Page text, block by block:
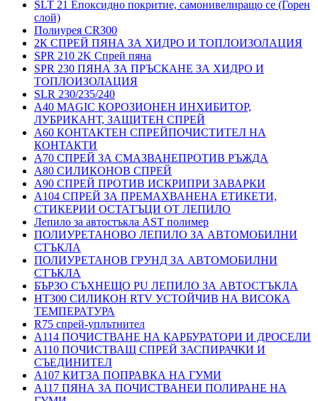
SLT 21 Епоксидно покритие, самонивелиращо се (Горен
слой)
Полиурея CR300
2К СПРЕЙ ПЯНА ЗА ХИДРО И ТОПЛОИЗОЛАЦИЯ
SPR 210 2K Спрей пяна
SPR 230 ПЯНА ЗА ПРЪСКАНЕ ЗА ХИДРО И
ТОПЛОИЗОЛАЦИЯ
SLR 230/235/240
A40 MAGIC КОРОЗИОНЕН ИНХИБИТОР,
ЛУБРИКАНТ, ЗАЩИТЕН СПРЕЙ
A60 КОНТАКТЕН СПРЕЙПОЧИСТИТЕЛ НА
КОНТАКТИ
A70 СПРЕЙ ЗА СМАЗВАНЕПРОТИВ РЪЖДА
A80 СИЛИКОНОВ СПРЕЙ
A90 СПРЕЙ ПРОТИВ ИСКРИПРИ ЗАВАРКИ
A104 СПРЕЙ ЗА ПРЕМАХВАНЕНА ЕТИКЕТИ,
СТИКЕРИИ ОСТАТЪЦИ ОТ ЛЕПИЛО
Лепило за автостъкла AST полимер
ПОЛИУРЕТАНОВО ЛЕПИЛО ЗА АВТОМОБИЛНИ
СТЪКЛА
ПОЛИУРЕТАНОВ ГРУНД ЗА АВТОМОБИЛНИ
СТЪКЛА
БЪРЗО СЪХНЕЩО PU ЛЕПИЛО ЗА АВТОСТЪКЛА
HT300 СИЛИКОН RTV УСТОЙЧИВ НА ВИСОКА
ТЕМПЕРАТУРА
R75 спрей-уплътнител
A114 ПОЧИСТВАНЕ НА КАРБУРАТОРИ И ДРОСЕЛИ
A110 ПОЧИСТВАЩ СПРЕЙ ЗАСПИРАЧКИ И
СЪЕДИНИТЕЛ
A107 КИТЗА ПОПРАВКА НА ГУМИ
A117 ПЯНА ЗА ПОЧИСТВАНЕИ ПОЛИРАНЕ НА